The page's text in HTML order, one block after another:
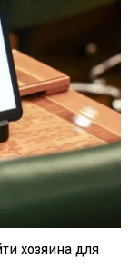
хозяина для